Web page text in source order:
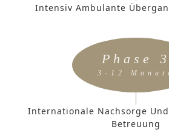
Intensiv Ambulante
Phase 3
3-12
Internationale Nachsorge
Betreuung